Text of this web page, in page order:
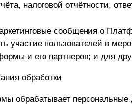
налоговой отчётности,
сообщения о
участие пользователей в
и его партнеров; и для
обработки
обрабатывает персональные